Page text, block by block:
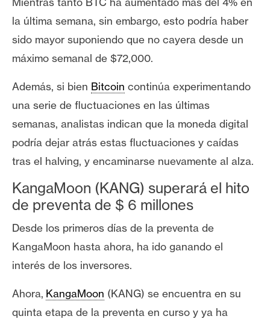
i
i
d
d
la última semana, sin embargo, esto podría haber
sido mayor suponiendo que no cayera desde un
máximo semanal de $72,000.
Además, si bien Bitcoin continúa experimentando
una serie de fluctuaciones en las últimas
semanas, analistas indican que la moneda digital
podría dejar atrás estas fluctuaciones y caídas
tras el halving, y encaminarse nuevamente al alza.
KangaMoon (KANG) superará el hito
de preventa de $ 6 millones
Desde los primeros días de la preventa de
KangaMoon hasta ahora, ha ido ganando el
interés de los inversores.
Ahora, KangaMoon (KANG) se encuentra en su
quinta etapa de la preventa en curso y ya ha